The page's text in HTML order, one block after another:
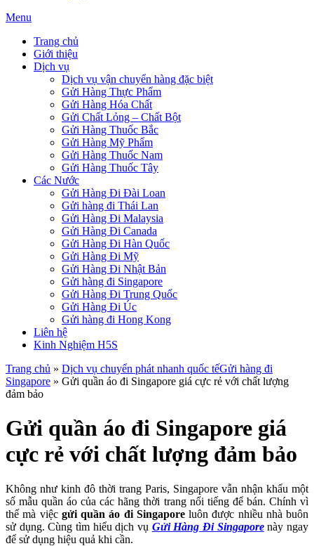
Menu
Trang chủ
Giới thiệu
Dịch vụ
Dịch vụ vận chuyển hàng đặc biệt
Gửi Hàng Thực Phẩm
Gửi Hàng Hóa Chất
Gửi Chất Lỏng – Chất Bột
Gửi Hàng Thuốc Bắc
Gửi Hàng Mỹ Phẩm
Gửi Hàng Thuốc Nam
Gửi Hàng Thuốc Tây
Các Nước
Gửi Hàng Đi Đài Loan
Gửi hàng đi Thái Lan
Gửi Hàng Đi Malaysia
Gửi Hàng Đi Canada
Gửi Hàng Đi Hàn Quốc
Gửi Hàng Đi Mỹ
Gửi Hàng Đi Nhật Bản
Gửi hàng đi Singapore
Gửi Hàng Đi Trung Quốc
Gửi Hàng Đi Úc
Gửi hàng đi Hong Kong
Liên hệ
Kinh Nghiệm H5S
Trang chủ » Dịch vụ chuyển phát nhanh quốc tếGửi hàng đi
Singapore » Gửi quần áo đi Singapore giá cực rẻ với chất lượng
đảm bảo
Gửi quần áo đi Singapore giá
cực rẻ với chất lượng đảm bảo
Không như kinh đô thời trang Paris, Singapore vẫn nhận khẩu một
số mẫu quần áo của các hãng thời trang nổi tiếng để bán. Chính vì
thế mà việc gửi quần áo đi Singaporeluôn được nhiều nhà buôn
sử dụng. Cùng tìm hiểu dịch vụ Gửi Hàng Đi Singaporenày ngay
để sử dụng hiệu quả khi cần.